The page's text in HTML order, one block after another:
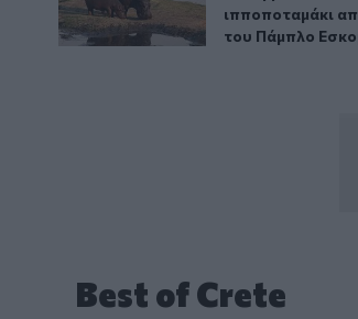
ιπποποταμάκι
του Πάμπλο
Best of Crete